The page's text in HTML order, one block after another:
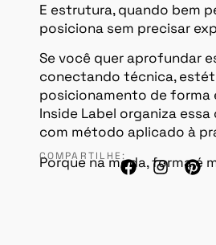
E estrutura, quando bem
posiciona sem precisar
Se você quer aprofundar
conectando técnica,
posicionamento de
Inside Label organiza
com método aplicado à
Porque na moda, forma é
COMPARTILHE: